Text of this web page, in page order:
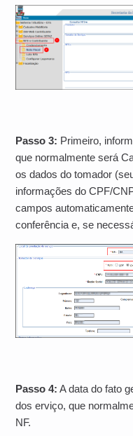
Passo 3: Primeiro,
que normalmente será
os dados do tomador
informações do CPF/
campos
conferência e, se
Passo 4: A data do fato
dos erviço, que
NF.